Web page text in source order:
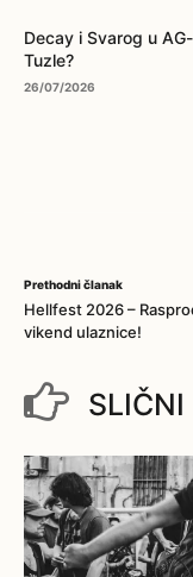
Decay i Svarog u
Tuzle?
26/07/2026
Prethodni članak
Hellfest 2026 –
vikend ulaznice!